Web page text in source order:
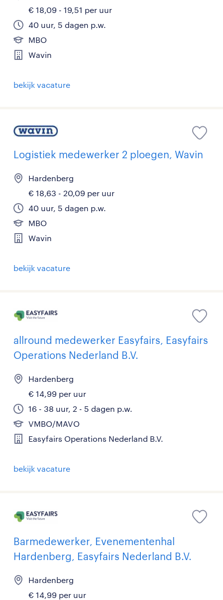
€ 18,09 - 19,51 per uur
40 uur, 5 dagen p.w.
MBO
Wavin
bekijk vacature
Logistiek medewerker 2 ploegen, Wavin
Hardenberg
€ 18,63 - 20,09 per uur
40 uur, 5 dagen p.w.
MBO
Wavin
bekijk vacature
allround medewerker Easyfairs, Easyfairs
Operations Nederland B.V.
Hardenberg
€ 14,99 per uur
16 - 38 uur, 2 - 5 dagen p.w.
VMBO/MAVO
Easyfairs Operations Nederland B.V.
bekijk vacature
Barmedewerker, Evenementenhal
Hardenberg, Easyfairs Nederland B.V.
Hardenberg
€ 14,99 per uur